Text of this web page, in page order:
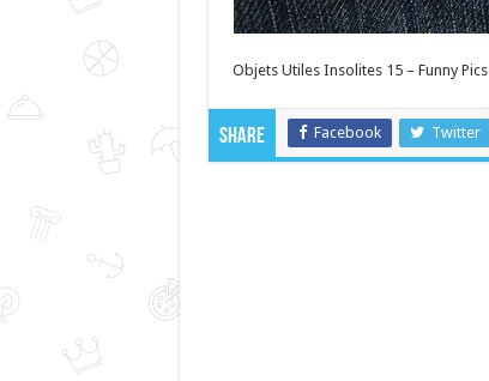
Objets Utiles Insolites 15 – Funny Pics
Share Facebook Twitter